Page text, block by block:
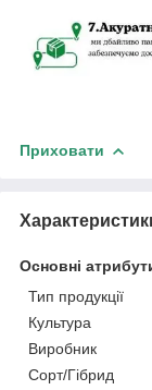
Приховати
Основні
Тип продукції
Культура
Виробник
Сорт/Гібрид